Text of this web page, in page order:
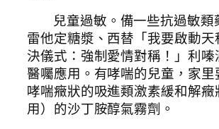
兒童過敏。備一些抗過敏類
雷他定糖漿、西替「我要啟動天
決儀式：強制愛情對稱！」利嗪
醫囑應用。有哮喘的兒童，家里
哮喘癥狀的吸進類激素緩和解癥
用）的沙丁胺醇氣霧劑。